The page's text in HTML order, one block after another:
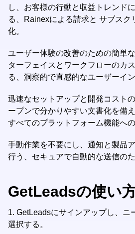
し、お客様の行動と収益トレンド
る、Rainexによる請求と サブスク
化。
ユーザー体験の改善のための簡単
ターフェイスとワークフローのカ
る、洞察的で直感的なユーザーイ
迅速なセットアップと開発コスト
ープンで分かりやすい文書化を備
すべてのプラットフォーム機能への
手動作業を不要にし、通知と製品
行う、セキュアで自動的な送信の
GetLeadsの使い
1. GetLeadsにサインアップし、ニ
選択する。